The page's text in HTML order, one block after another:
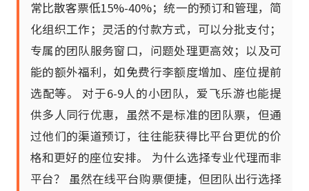
常比散客票低15%-40%；统一的预订和管理，简
化组织工作；灵活的付款方式，可以分批支付；
专属的团队服务窗口，问题处理更高效；以及可
能的额外福利，如免费行李额度增加、座位提前
选配等。 对于6-9人的小团队，爱飞乐游也能提
供多人同行优惠，虽然不是标准的团队票，但通
过他们的渠道预订，往往能获得比平台更优的价
格和更好的座位安排。 为什么选择专业代理而非
平台？ 虽然在线平台购票便捷，但团队出行选择